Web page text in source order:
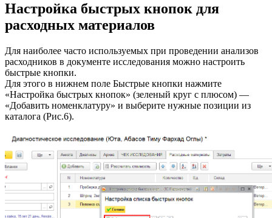
Настройка быстрых кнопок для
расходных материалов
Для наиболее часто используемых при проведении анализов
расходников в документе исследования можно настроить
быстрые кнопки.
Для этого в нижнем поле Быстрые кнопки нажмите
«Настройка быстрых кнопок» (зеленый круг с плюсом) —
«Добавить номенклатуру» и выберите нужные позиции из
каталога (Рис.6).